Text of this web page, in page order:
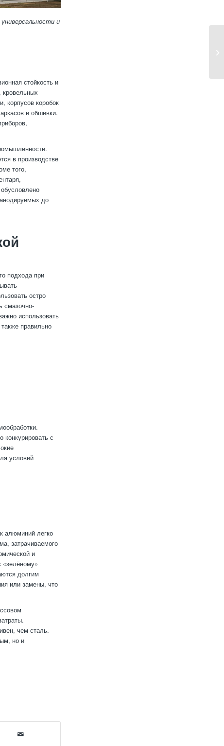
и
стойкость и
кровельных
корпусов коробок
и обшивки.
в производстве
того,
до
подхода при
остро
смазочно-
использовать
правильно
с
условий
алюминий легко
затрачиваемого
и
«зелёному»
долгим
или замены, что
чем сталь.
но и